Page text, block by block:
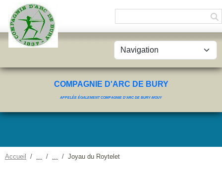
COMPAGNIE D'ARC DE BURY
APPELÉE ÉGALEMENT COMPAGNIE D'ARC DE BURY-MOUY
Accueil Joyau du Roytelet
Panneau de gestion des cookies